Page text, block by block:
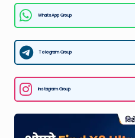
k:
L
a
t
e
Around
The
WhatsApp Group
Telegram Group
Instagram Group